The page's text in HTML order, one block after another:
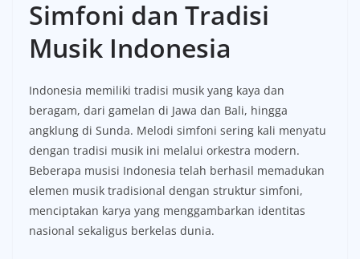
Simfoni dan Tradisi
Musik Indonesia
Indonesia memiliki tradisi musik yang kaya dan
beragam, dari gamelan di Jawa dan Bali, hingga
angklung di Sunda. Melodi simfoni sering kali menyatu
dengan tradisi musik ini melalui orkestra modern.
Beberapa musisi Indonesia telah berhasil memadukan
elemen musik tradisional dengan struktur simfoni,
menciptakan karya yang menggambarkan identitas
nasional sekaligus berkelas dunia.